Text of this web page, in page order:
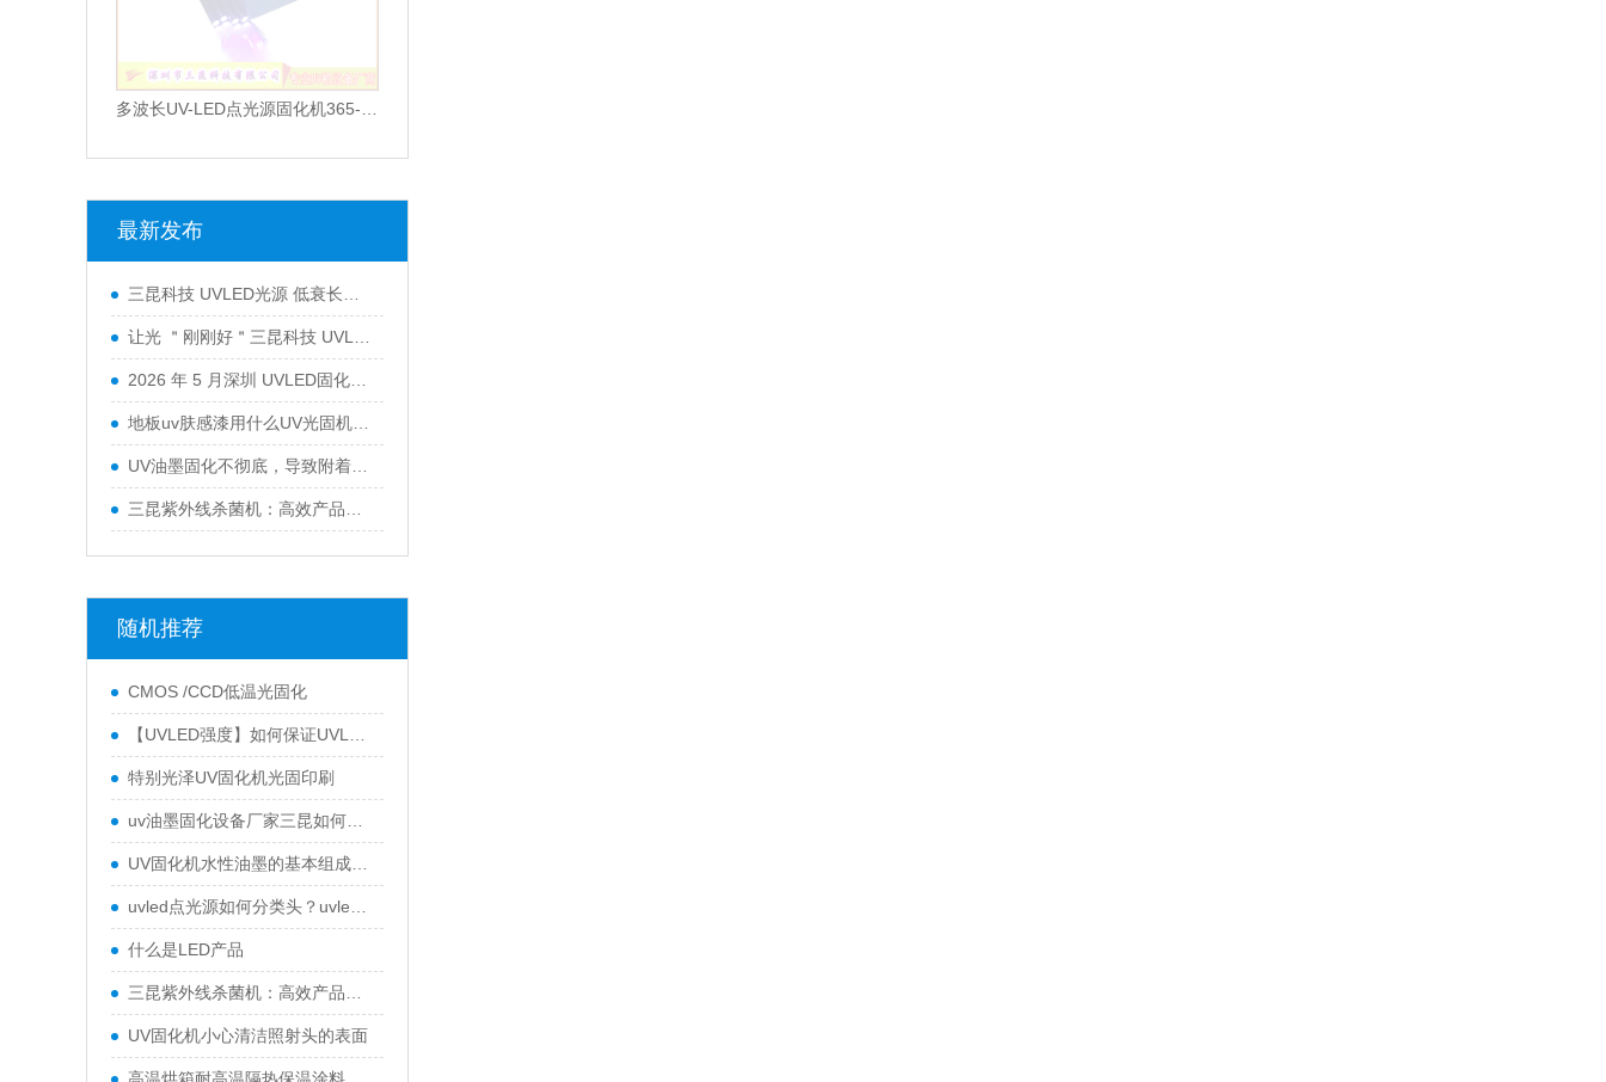
最新发布
三昆科技 UVLED光源 低衰长效运行 工业通用型固化设备
让光 ＂刚刚好＂三昆科技 UVLED固化光源一站式解决方案
2026 年 5 月深圳 UVLED固化灯采购指南：五大服务商全景解析
地板uv肤感漆用什么UV光固机来干燥？
UV油墨固化不彻底，导致附着力不行怎么办？
三昆紫外线杀菌机：高效产品表面灭菌处理的优选方案
随机推荐
CMOS /CCD低温光固化
【UVLED强度】如何保证UVLED固化机照射强度测试数据的可靠性？ 三昆科技这样做
特别光泽UV固化机光固印刷
uv油墨固化设备厂家三昆如何选择合适的UVLED光源
UV固化机水性油墨的基本组成是什么？
uvled点光源如何分类头？uvled点光源什么是照射头？
什么是LED产品
三昆紫外线杀菌机：高效产品表面灭菌处理的优选方案
UV固化机小心清洁照射头的表面